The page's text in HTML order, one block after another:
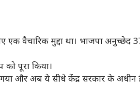
एक वैचारिक मुद्दा था। भाजपा
पूरा किया।
गया और अब ये सीधे केंद्र सरकार के अधीन